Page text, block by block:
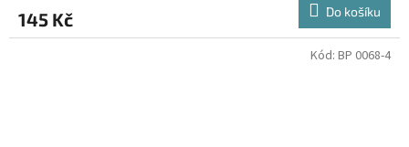
145 Kč Do košíku
Kód: BP 0068-4